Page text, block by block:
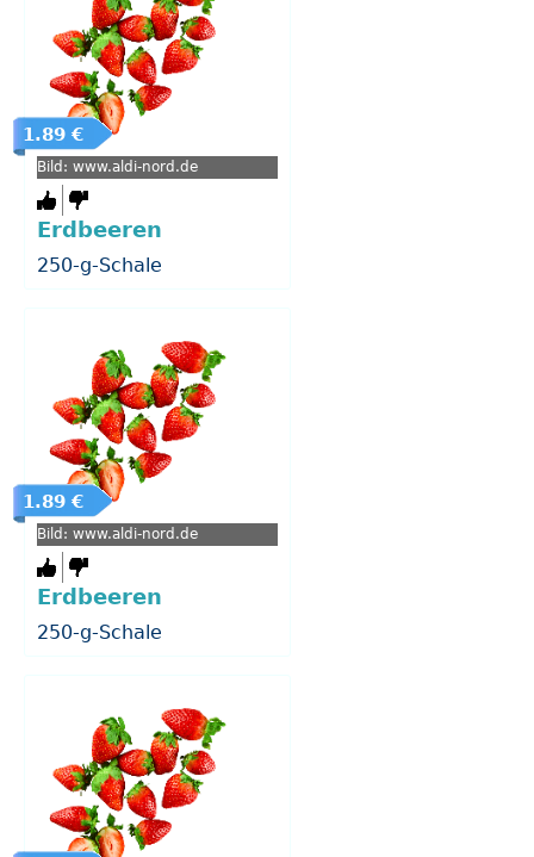
1.89 €
Bild: www.aldi-nord.de
Erdbeeren
250-g-Schale
1.89 €
Bild: www.aldi-nord.de
Erdbeeren
250-g-Schale